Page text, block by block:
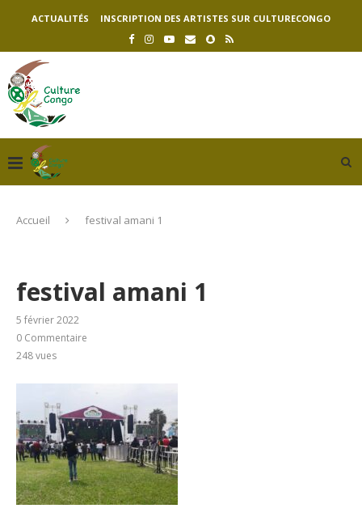
ACTUALITÉS INSCRIPTION DES ARTISTES SUR CULTURECONGO
Accueil festival amani 1
festival amani 1
5 février 2022
0 Commentaire
248vues